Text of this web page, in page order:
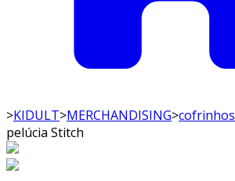
>KIDULT>MERCHANDISING>cofrinhos
pelúcia Stitch